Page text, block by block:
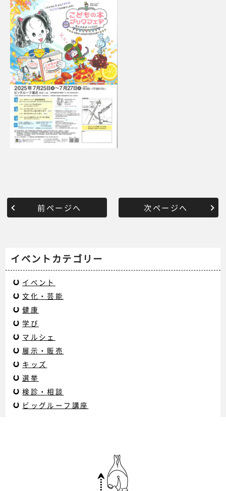
前ページへ 次ページへ
イベントカテゴリー
イベント
文化・芸能
健康
学び
マルシェ
展示・販売
キッズ
選挙
検診・相談
ビッグルーフ講座